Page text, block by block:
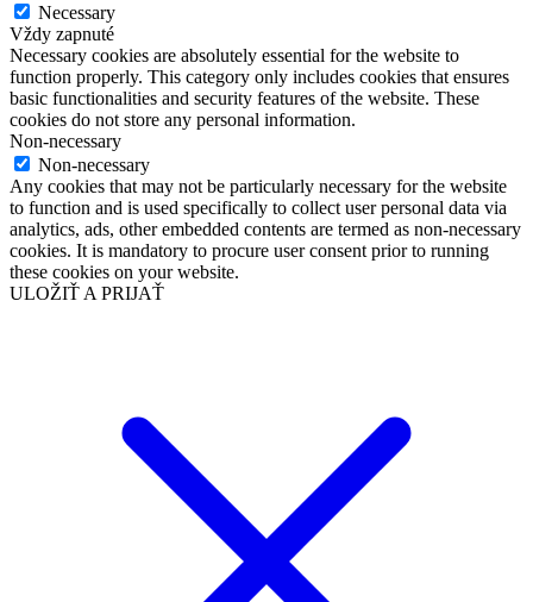
Necessary
Vždy zapnuté
Necessary cookies are absolutely essential for the website to
function properly. This category only includes cookies that ensures
basic functionalities and security features of the website. These
cookies do not store any personal information.
Non-necessary
Non-necessary
Any cookies that may not be particularly necessary for the website
to function and is used specifically to collect user personal data via
analytics, ads, other embedded contents are termed as non-necessary
cookies. It is mandatory to procure user consent prior to running
these cookies on your website.
ULOŽIŤ A PRIJAŤ